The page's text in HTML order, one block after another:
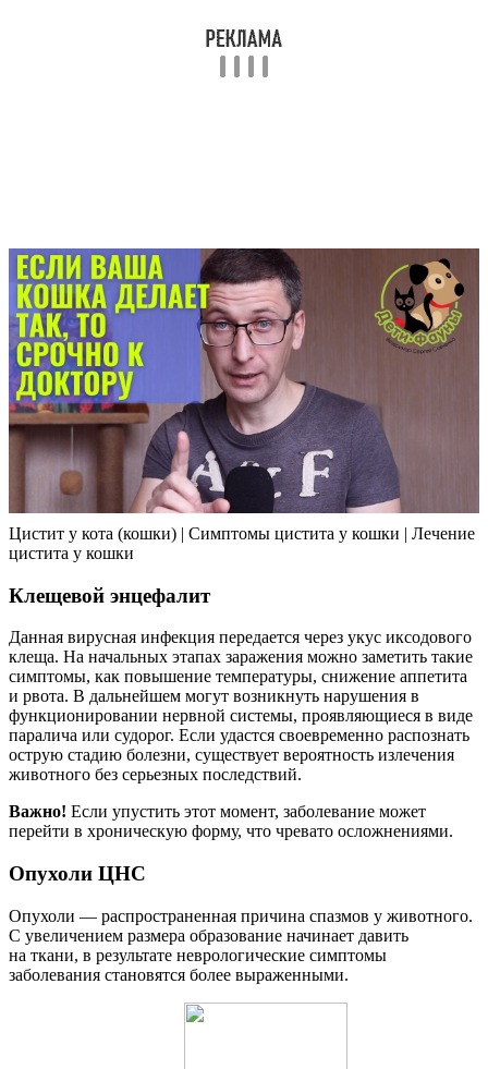
Цистит у кота (кошки) | Симптомы цистита у кошки | Лечение
цистита у кошки
Клещевой энцефалит
Данная вирусная инфекция передается через укус иксодового
клеща. На начальных этапах заражения можно заметить такие
симптомы, как повышение температуры, снижение аппетита
и рвота. В дальнейшем могут возникнуть нарушения в
функционировании нервной системы, проявляющиеся в виде
паралича или судорог. Если удастся своевременно распознать
острую стадию болезни, существует вероятность излечения
животного без серьезных последствий.
Важно! Если упустить этот момент, заболевание может
перейти в хроническую форму, что чревато осложнениями.
Опухоли ЦНС
Опухоли — распространенная причина спазмов у животного.
С увеличением размера образование начинает давить
на ткани, в результате неврологические симптомы
заболевания становятся более выраженными.